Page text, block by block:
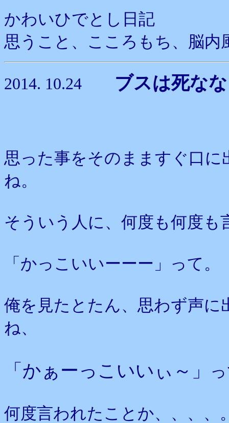
かわいひでとし日記
思うこと、こころもち、脳内
2014. 10.24 ブスは死な
思った事をそのまますぐ口
ね。
そういう人に、何度も何度も
「かっこいいーーー」って。
俺を見たとたん、思わず声
ね、
「かぁーっこいいぃ～」
何度言われたことか、、、、